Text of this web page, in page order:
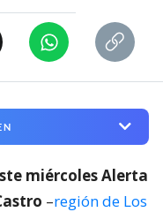
miércoles Alerta
–región de Los